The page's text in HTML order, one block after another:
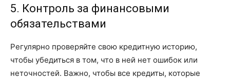
5. Контроль за финансовыми
обязательствами
Регулярно проверяйте свою кредитную историю,
чтобы убедиться в том, что в ней нет ошибок или
неточностей. Важно, чтобы все кредиты, которые